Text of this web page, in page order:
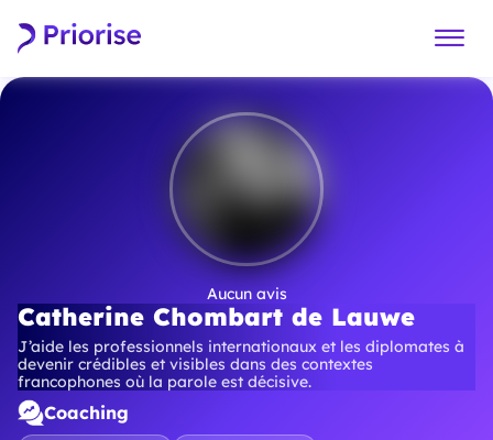
Aucun avis
Catherine Chombart de Lauwe
J’aide les professionnels internationaux et les diplomates à
devenir crédibles et visibles dans des contextes
francophones où la parole est décisive.
Coaching